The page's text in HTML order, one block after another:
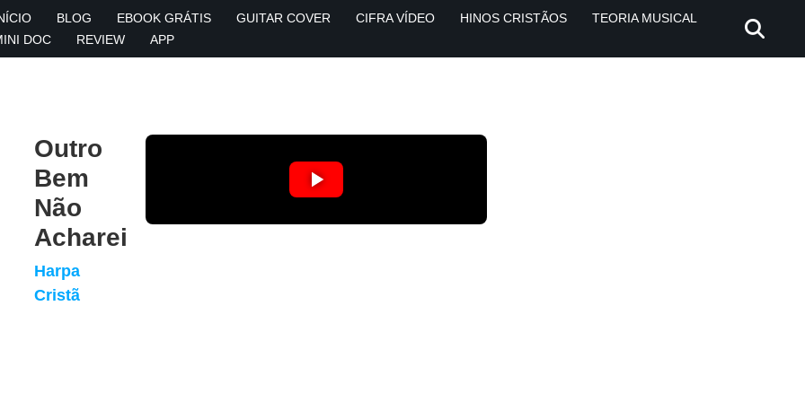
BLOG EBOOK GRÁTIS GUITAR COVER CIFRA VÍDEO HINOS CRISTÃOS
TEORIA MUSICAL
DOC
REVIEW APP
Outro
Bem
Não
Acharei
Harpa
Cristã